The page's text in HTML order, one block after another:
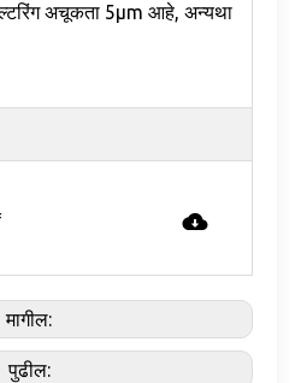
अचूकता 5μm आहे, अन्यथा
मागील:
पुढील: